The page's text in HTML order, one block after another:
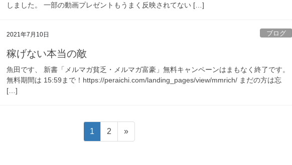
しました。 一部の動画プレゼントもうまく反映されてない […]
2021年7月10日 ブログ
稼げない本当の敵
魚田です、 新書「メルマガ貧乏・メルマガ富豪」無料キャンペーンはまもなく終了です。
無料期間は 15:59まで！https://peraichi.com/landing_pages/view/mmrich/ まだの方は忘
[…]
固
定
1
固
定
2 »